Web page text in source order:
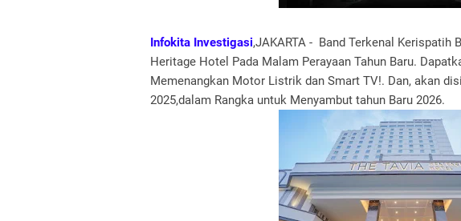
Infokita Investigasi,JAKARTA - Band Terkenal Kerispatih
Heritage Hotel Pada Malam Perayaan Tahun Baru.
Memenangkan Motor Listrik dan Smart TV!. Dan, akan
2025,dalam Rangka untuk Menyambut tahun Baru 2026.